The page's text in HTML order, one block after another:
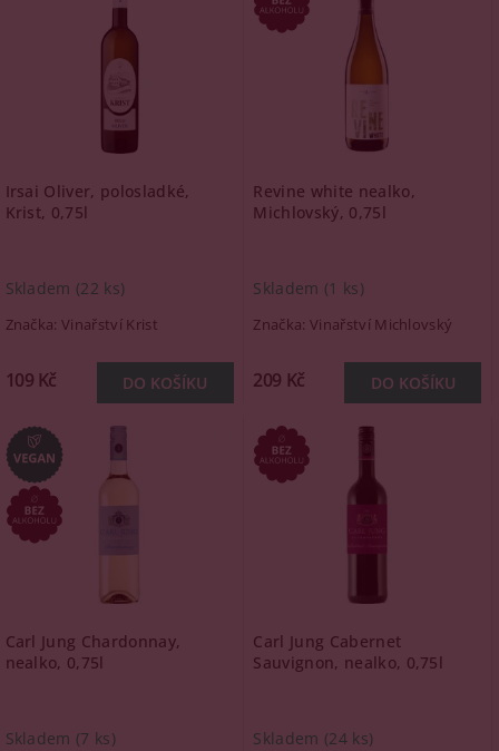
Irsai Oliver, polosladké,
Krist, 0,75l
Skladem (22 ks)
Značka:Vinařství Krist
109 Kč
Revine white nealko,
Michlovský, 0,75l
Skladem (1 ks)
Značka: Vinařství Michlovský
209 Kč
Carl Jung Chardonnay,
nealko, 0,75l
Skladem (7 ks)
Carl Jung Cabernet
Sauvignon, nealko, 0,75l
Skladem (24 ks)